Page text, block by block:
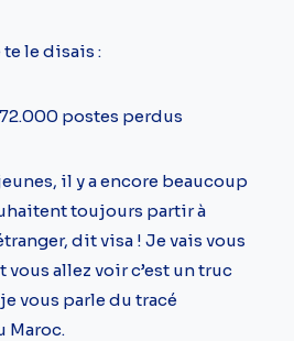
te le disais :
postes perdus
il y a encore beaucoup
toujours partir à
dit visa ! Je vais vous
vous allez voir c’est un truc
vous parle du tracé
Maroc.